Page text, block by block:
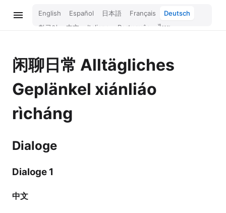
English Español 日本語 Français
Deutsch
한국어
中文 Italiano Português
ไทย
Bahasa Indonesia
闲聊日常 Alltägliches
Geplänkel xiánliáo
rìcháng
Dialoge
Dialoge 1
中文